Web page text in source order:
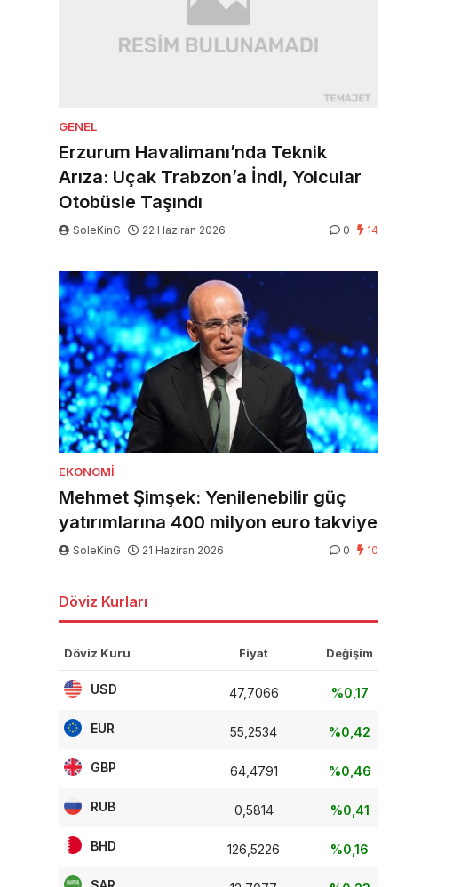
GENEL
Erzurum Havalimanı’nda Teknik
Arıza: Uçak Trabzon’a İndi, Yolcular
Otobüsle Taşındı
SoleKinG 22 Haziran 2026 0 14
EKONOMI
Mehmet Şimşek: Yenilenebilir güç
yatırımlarına 400 milyon euro takviye
SoleKinG 21 Haziran 2026 0 10
Döviz Kurları
Döviz Kuru Fiyat Değişim
USD 47,7066 %0,17
EUR 55,2534 %0,42
GBP 64,4791 %0,46
RUB 0,5814 %0,41
BHD 126,5226 %0,16